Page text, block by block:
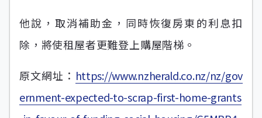
他說，取消補助金，同時恢復房東的利息扣
除，將使租屋者更難登上購屋階梯。
原文網址： https://www.nzherald.co.nz/nz/gov
ernment-expected-to-scrap-first-home-grants